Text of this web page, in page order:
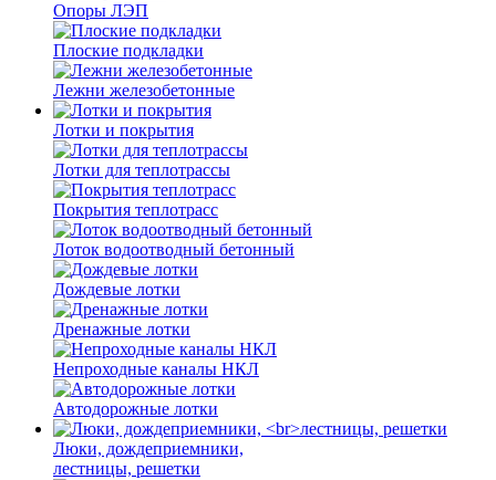
Опоры ЛЭП
Плоские подкладки
Лежни железобетонные
Лотки и покрытия
Лотки для теплотрассы
Покрытия теплотрасс
Лоток водоотводный бетонный
Дождевые лотки
Дренажные лотки
Непроходные каналы НКЛ
Автодорожные лотки
Люки, дождеприемники,
лестницы, решетки